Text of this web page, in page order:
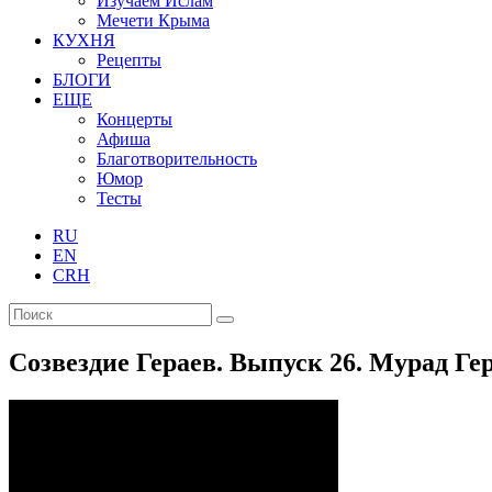
Мечети Крыма
КУХНЯ
Рецепты
БЛОГИ
ЕЩЕ
Концерты
Афиша
Благотворительность
Юмор
Тесты
RU
EN
CRH
Созвездие Гераев. Выпуск 26. Мурад